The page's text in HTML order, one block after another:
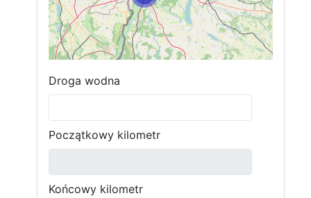
5
Droga wodna
Początkowy kilometr
Końcowy kilometr